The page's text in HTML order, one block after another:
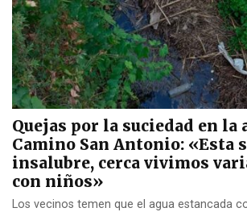
Quejas por la suciedad en la
Camino San Antonio: «Esta
insalubre, cerca vivimos
con niños»
Los vecinos temen que el agua estancada